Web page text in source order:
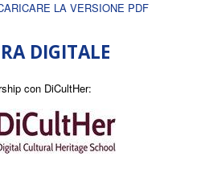
LA VERSIONE PDF
DIGITALE
con DiCultHer: